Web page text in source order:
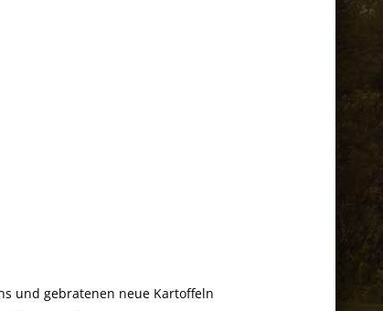
und gebratenen neue Kartoffeln